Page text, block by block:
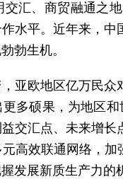
汇、商贸融通之
水平。近年来，
勃生机。
亚欧地区亿万民
多硕果，为地区
交汇点、未来增
高效联通网络，
发展新质生产力